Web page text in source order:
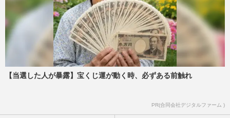
【当選した人が暴露】宝くじ運が動く時、必ずある前触れ
PR(合同会社デジタルファーム )